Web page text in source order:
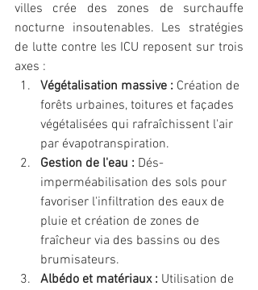
villes crée des zones de surchauffe
nocturne insoutenables. Les stratégies
de lutte contre les ICU reposent sur trois
axes :
Végétalisation massive : Création de
forêts urbaines, toitures et façades
végétalisées qui rafraîchissent l'air
par évapotranspiration.
Gestion de l'eau : Dés-
imperméabilisation des sols pour
favoriser l'infiltration des eaux de
pluie et création de zones de
fraîcheur via des bassins ou des
brumisateurs.
Albédo et matériaux : Utilisation de